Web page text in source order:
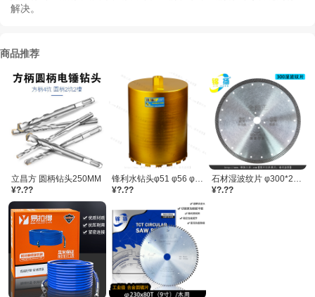
解决。
商品推荐
立昌方 圆柄钻头250MM
¥?.??
锋利水钻头φ51 φ56 φ63 φ66 φ71 /每件20支
¥?.??
石材湿波纹片 φ300*25.4孔 原底漆
¥?.??